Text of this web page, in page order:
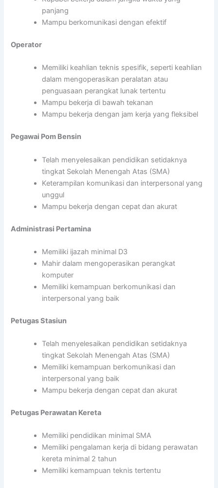
panjang
Mampu berkomunikasi dengan efektif
Operator
Memiliki keahlian teknis spesifik, seperti keahlian
dalam mengoperasikan peralatan atau
penguasaan perangkat lunak tertentu
Mampu bekerja di bawah tekanan
Mampu bekerja dengan jam kerja yang fleksibel
Pegawai Pom Bensin
Telah menyelesaikan pendidikan setidaknya
tingkat Sekolah Menengah Atas (SMA)
Keterampilan komunikasi dan interpersonal yang
unggul
Mampu bekerja dengan cepat dan akurat
Administrasi Pertamina
Memiliki ijazah minimal D3
Mahir dalam mengoperasikan perangkat
komputer
Memiliki kemampuan berkomunikasi dan
interpersonal yang baik
Petugas Stasiun
Telah menyelesaikan pendidikan setidaknya
tingkat Sekolah Menengah Atas (SMA)
Memiliki kemampuan berkomunikasi dan
interpersonal yang baik
Mampu bekerja dengan cepat dan akurat
Petugas Perawatan Kereta
Memiliki pendidikan minimal SMA
Memiliki pengalaman kerja di bidang perawatan
kereta minimal 2 tahun
Memiliki kemampuan teknis tertentu